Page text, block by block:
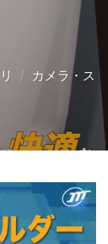
/ カメラ・ス